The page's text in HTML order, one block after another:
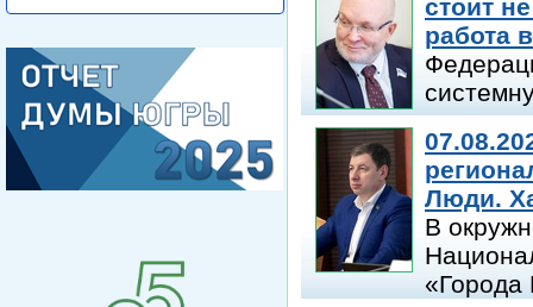
стоит
работа
Люди.
В
«Города